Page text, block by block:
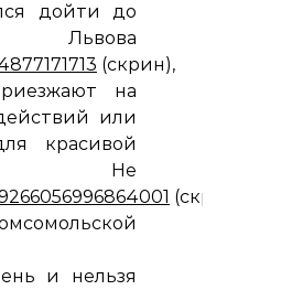
дойти до
(скрин),
на
или
красивой
Не
(скрин
и нельзя